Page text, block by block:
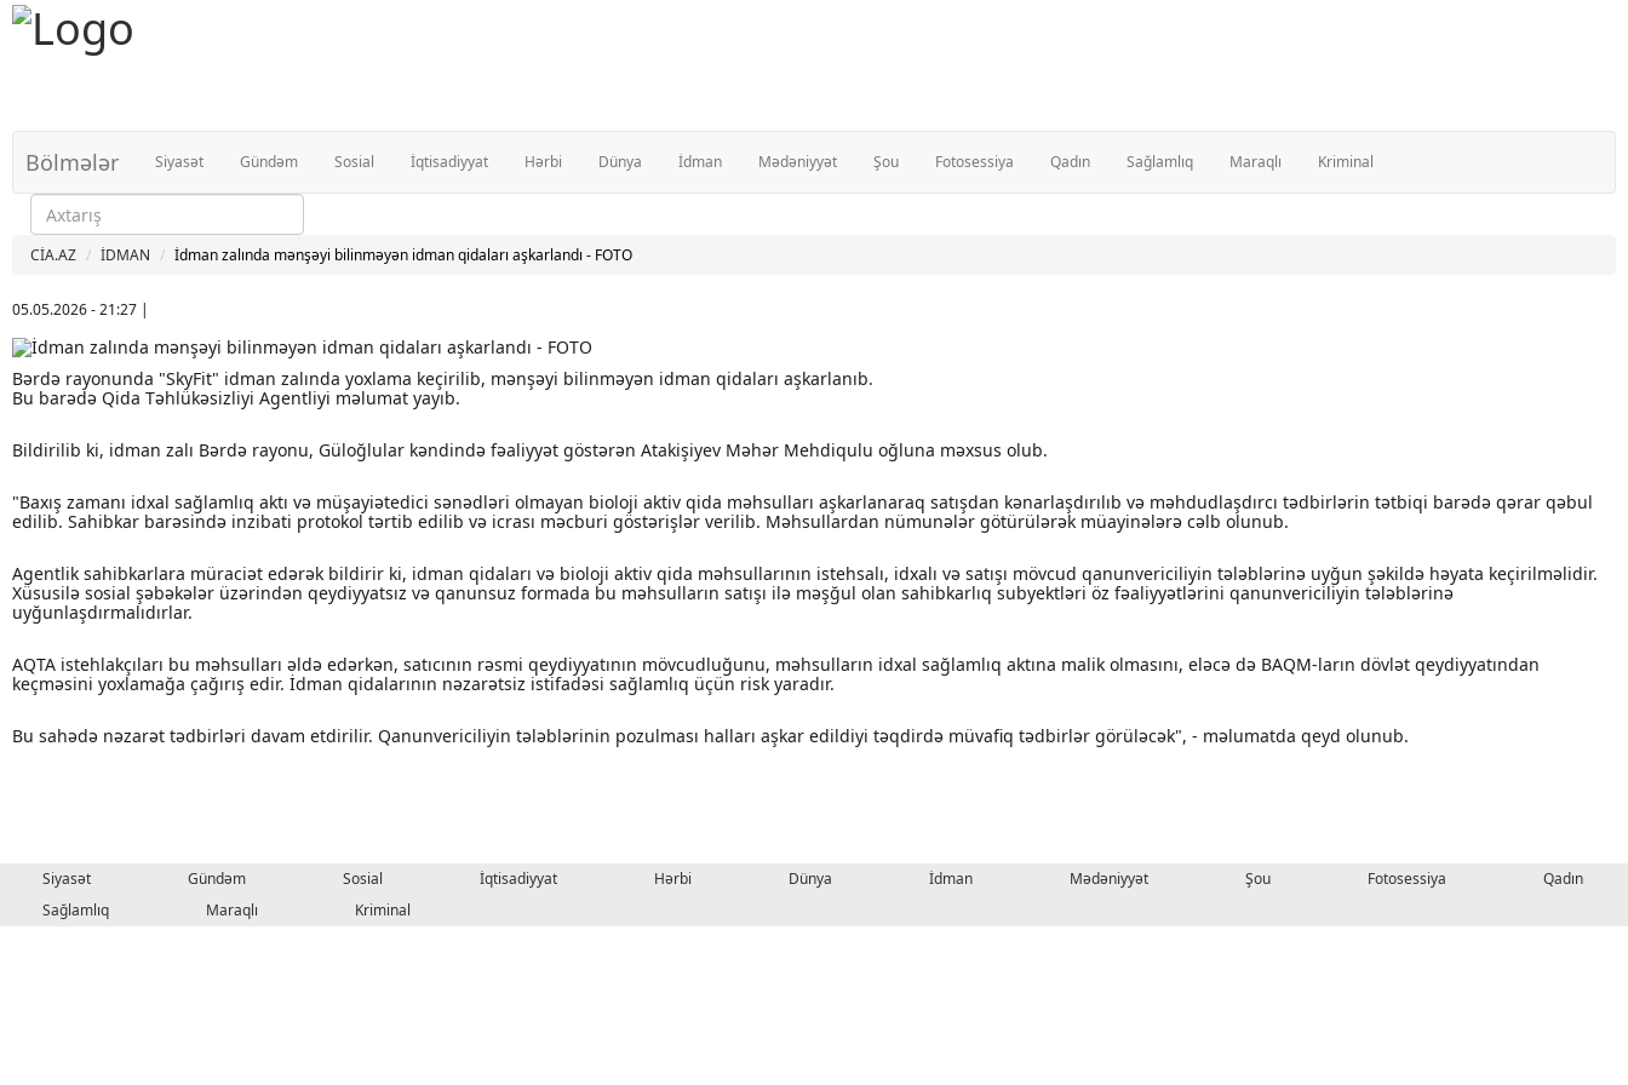
Bölmələr Siyasət Gündəm Sosial İqtisadiyyat Hərbi Dünya İdman Mədəniyyət Şou Fotosessiya Qadın Sağlamlıq Maraqlı Kriminal
CİA.AZ İDMAN İdman zalında mənşəyi bilinməyən idman qidaları aşkarlandı - FOTO
05.05.2026 - 21:27 |
Bərdə rayonunda "SkyFit" idman zalında yoxlama keçirilib, mənşəyi bilinməyən idman qidaları aşkarlanıb.
Bu barədə Qida Təhlükəsizliyi Agentliyi məlumat yayıb.
Bildirilib ki, idman zalı Bərdə rayonu, Güloğlular kəndində fəaliyyət göstərən Atakişiyev Məhər Mehdiqulu oğluna məxsus olub.
"Baxış zamanı idxal sağlamlıq aktı və müşayiətedici sənədləri olmayan bioloji aktiv qida məhsulları aşkarlanaraq satışdan kənarlaşdırılıb və məhdudlaşdırcı tədbirlərin tətbiqi barədə qərar qəbul
edilib. Sahibkar barəsində inzibati protokol tərtib edilib və icrası məcburi göstərişlər verilib. Məhsullardan nümunələr götürülərək müayinələrə cəlb olunub.
Agentlik sahibkarlara müraciət edərək bildirir ki, idman qidaları və bioloji aktiv qida məhsullarının istehsalı, idxalı və satışı mövcud qanunvericiliyin tələblərinə uyğun şəkildə həyata keçirilməlidir.
Xüsusilə sosial şəbəkələr üzərindən qeydiyyatsız və qanunsuz formada bu məhsulların satışı ilə məşğul olan sahibkarlıq subyektləri öz fəaliyyətlərini qanunvericiliyin tələblərinə
uyğunlaşdırmalıdırlar.
AQTA istehlakçıları bu məhsulları əldə edərkən, satıcının rəsmi qeydiyyatının mövcudluğunu, məhsulların idxal sağlamlıq aktına malik olmasını, eləcə də BAQM-ların dövlət qeydiyyatından
keçməsini yoxlamağa çağırış edir. İdman qidalarının nəzarətsiz istifadəsi sağlamlıq üçün risk yaradır.
Bu sahədə nəzarət tədbirləri davam etdirilir. Qanunvericiliyin tələblərinin pozulması halları aşkar edildiyi təqdirdə müvafiq tədbirlər görüləcək", - məlumatda qeyd olunub.
Siyasət Gündəm Sosial İqtisadiyyat Hərbi Dünya İdman Mədəniyyət Şou Fotosessiya
Qadın
Sağlamlıq
Maraqlı Kriminal